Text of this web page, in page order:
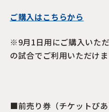
ご購入はこちらから
※9月1日用にご購入いた
の試合でご利用いただけま
■前売り券（チケットぴあ